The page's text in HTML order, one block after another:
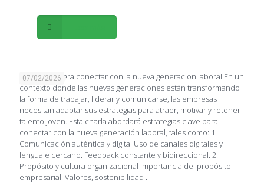
07/02/2026
Estrategias para conectar con la nueva generacion laboral.En un
contexto donde las nuevas generaciones están transformando
la forma de trabajar, liderar y comunicarse, las empresas
necesitan adaptar sus estrategias para atraer, motivar y retener
talento joven. Esta charla abordará estrategias clave para
conectar con la nueva generación laboral, tales como: 1.
Comunicación auténtica y digital Uso de canales digitales y
lenguaje cercano. Feedback constante y bidireccional. 2.
Propósito y cultura organizacional Importancia del propósito
empresarial. Valores, sostenibilidad .